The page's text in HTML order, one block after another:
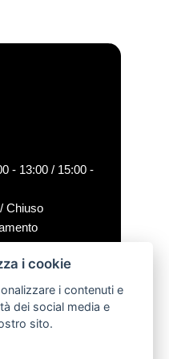
i cookie
i contenuti e
dei social media e
sito.
- 13:00 / 15:00 -
Chiuso